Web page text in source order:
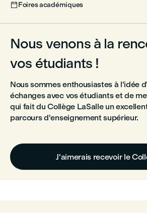
Foires académiques
Nous venons à la
vos étudiants !
Nous sommes enthousiastes à l'idée
échanges avec vos étudiants et de
qui fait du Collège LaSalle un
parcours d'enseignement supérieur.
J'aimerais recevoir le